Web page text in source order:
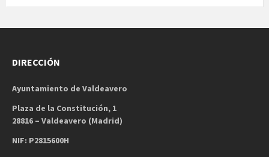
DIRECCIÓN
Ayuntamiento de Valdeavero
Plaza de la Constitución, 1
28816 – Valdeavero (Madrid)
NIF: P2815600H